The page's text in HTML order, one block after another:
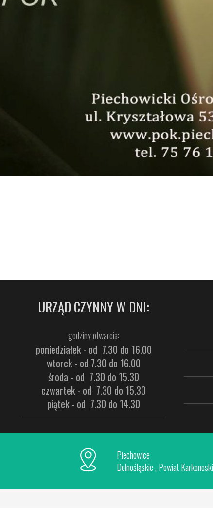
URZĄD CZYNNY W DNI:
godziny otwarcia:
poniedziałek - od 7.30 do 16.00
wtorek - od 7.30 do 16.00
środa - od 7.30 do 15.30
czwartek - od 7.30 do 15.30
piątek - od 7.30 do 14.30
Piechowice
Dolnośląskie , Powiat Karkonoski